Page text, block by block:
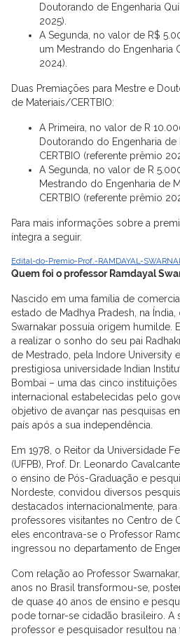
Doutorando de Engenharia
2025).
A Segunda, no valor de R$
um Mestrando do Engenharia
2024).
Duas Premiações para Mestre e
de Materiais/CERTBIO:
A Primeira, no valor de R
Doutorando do Engenharia de
CERTBIO (referente prêmio
A Segunda, no valor de R
Mestrando do Engenharia de
CERTBIO (referente prêmio
Para mais informações sobre a
íntegra a seguir.
Edital-do-Premio-Prof.-RAMDAYAL-
Quem foi o professor Ramdayal
Nascido em uma família de
estado de Madhya Pradesh, na
Swarnakar possuía origem humilde.
a realizar o sonho do seu pai
de Mestrado, pela Indore University
prestigiosa universidade Indian
Bombai – uma das cinco
internacional estabelecidas pelo
objetivo de avançar nas pesquisas
país após a sua independência.
Em 1978, o Reitor da Universidade
(UFPB), Prof. Dr. Leonardo
o ensino de Pós-Graduação e
Nordeste, convidou diversos
destacados internacionalmente,
professores visitantes no Centro de
eles encontrava-se o Professor
ingressou no departamento de
Com relação ao Professor
anos no Brasil transformou-se,
de quase 40 anos de ensino e
pode tornar-se cidadão brasileiro. A
professor e pesquisador resultou